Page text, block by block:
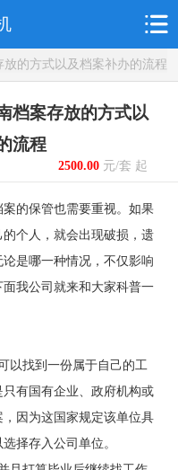
的方式以及档案补办的流程
档案存放的方式以
流程
2500.00元/套 起
的保管也需要重视。如果
个人，就会出现破损，遗
是哪一种情况，不仅影响
面我公司就来和大家科普一
以找到一份属于自己的工
有国有企业、政府机构或
因为这国家规定该单位具
择存入公司单位。